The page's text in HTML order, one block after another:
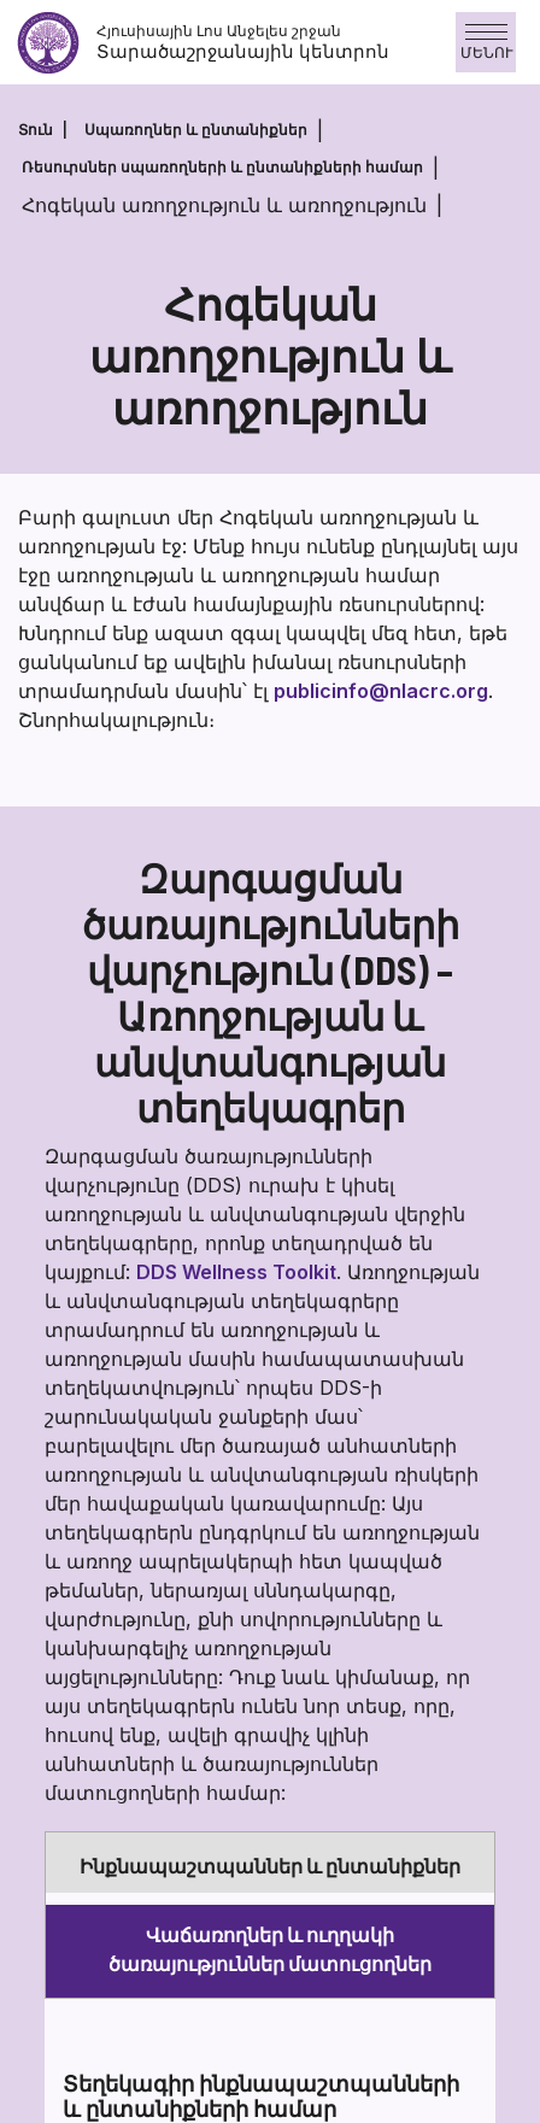
Անցնել
բովանդակությանըՀյուսիսային Լոս Անջելես շրջան
Տարածաշրջանային կենտրոն ՄԵՆՈՒ
Տուն Սպառողներ և ընտանիքներ
Ռեսուրսներ սպառողների և ընտանիքների համար
Հոգեկան առողջություն և առողջություն
Հոգեկան
առողջություն և
առողջություն
Հոգեկան
և
Բարի գալուստ մեր Հոգեկան առողջության և
առողջության էջ: Մենք հույս ունենք ընդլայնել այս
էջը առողջության և առողջության համար
անվճար և էժան համայնքային ռեսուրսներով:
Խնդրում ենք ազատ զգալ կապվել մեզ հետ, եթե
ցանկանում եք ավելին իմանալ ռեսուրսների
տրամադրման մասին՝ էլ publicinfo@nlacrc.org.
Շնորհակալություն։
Զարգացման
ծառայությունների
վարչություն (DDS) –
Առողջության և
անվտանգության
տեղեկագրեր
Զարգացման ծառայությունների
վարչությունը (DDS) ուրախ է կիսել
առողջության և անվտանգության վերջին
տեղեկագրերը, որոնք տեղադրված են
կայքում: DDS Wellness Toolkit. Առողջության
և անվտանգության տեղեկագրերը
տրամադրում են առողջության և
առողջության մասին համապատասխան
տեղեկատվություն՝ որպես DDS-ի
շարունակական ջանքերի մաս՝
բարելավելու մեր ծառայած անհատների
առողջության և անվտանգության ռիսկերի
մեր հավաքական կառավարումը: Այս
տեղեկագրերն ընդգրկում են առողջության
և առողջ ապրելակերպի հետ կապված
թեմաներ, ներառյալ սննդակարգը,
վարժությունը, քնի սովորությունները և
կանխարգելիչ առողջության
այցելությունները: Դուք նաև կիմանաք, որ
այս տեղեկագրերն ունեն նոր տեսք, որը,
հուսով ենք, ավելի գրավիչ կլինի
անհատների և ծառայություններ
մատուցողների համար:
Ինքնապաշտպաններ և ընտանիքներ
Վաճառողներ և ուղղակի
ծառայություններ մատուցողներ
Section heading
Տեղեկագիր ինքնապաշտպանների
և ընտանիքների համար